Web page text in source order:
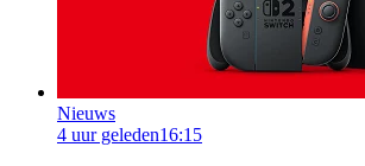
Nieuws
4 uur geleden16:15